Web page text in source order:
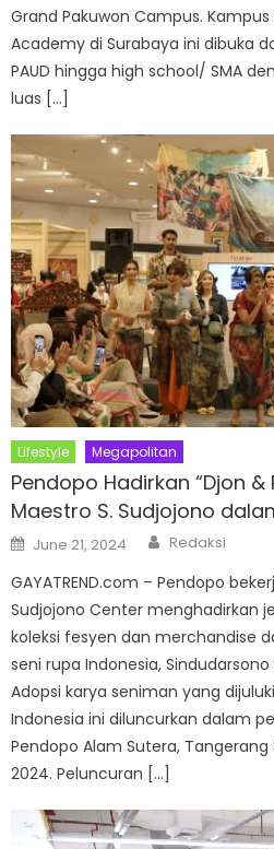
Grand Pakuwon Campus.
Academy di Surabaya ini dibuka
PAUD hingga high school/ SMA
luas […]
Lifestyle Megapolitan
Pendopo Hadirkan “Djon &
Maestro S. Sudjojono
Posted
on
June 21, 2024 Author
Redaksi
GAYATREND.com – Pendopo
Sudjojono Center menghadirkan
koleksi fesyen dan merchandise
seni rupa Indonesia,
Adopsi karya seniman yang
Indonesia ini diluncurkan dalam
Pendopo Alam Sutera, Tangerang
2024. Peluncuran […]